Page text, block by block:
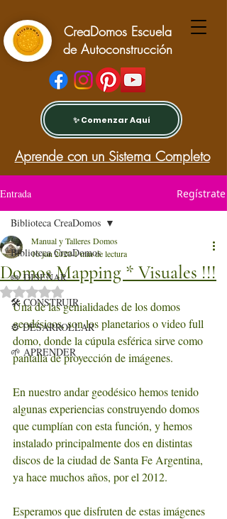
CreaDomos Escuela
de Autoconstrucción
✨ Comenzar Aquí
Aprende con un Sistema Completo
Entrada Regístrate
Biblioteca CreaDomos
✏️ DISEÑAR
🛠️ CONSTRUIR
⚙️ DESARROLLAR
🌱 APRENDER
Biblioteca CreaDomos
Domos Mapping * Visuales !!!
Manual y Talleres Domos
16 jun 20201 min de lectura
Obtuvo NaN de 5 estrellas.
Una de las genialidades de los domos
geodésicos, son los planetarios o video full
domo, donde la cúpula esférica sirve como
pantalla de proyección de imágenes.
En nuestro andar geodésico hemos tenido
algunas experiencias construyendo domos
que cumplían con esta función, y hemos
instalado principalmente dos en distintas
discos de la ciudad de Santa Fe Argentina,
ya hace muchos años, por el 2012.
Esperamos que disfruten de estas imágenes